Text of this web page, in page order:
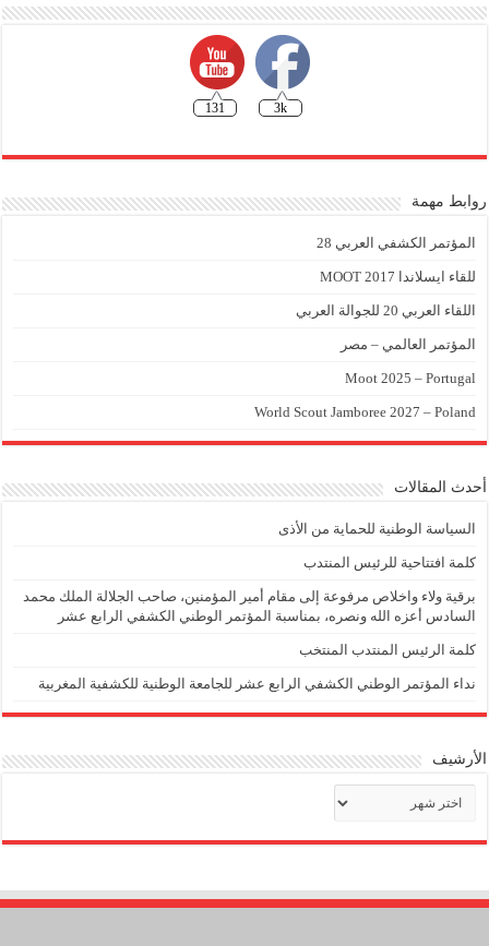
3k
131
روابط مهمة
المؤتمر الكشفي العربي 28
للقاء ايسلاندا MOOT 2017
اللقاء العربي 20 للجوالة العربي
المؤتمر العالمي – مصر
Moot 2025 – Portugal
World Scout Jamboree 2027 – Poland
أحدث المقالات
السياسة الوطنية للحماية من الأذى
كلمة افتتاحية للرئيس المنتدب
برقية ولاء واخلاص مرفوعة إلى مقام أمير المؤمنين، صاحب الجلالة الملك محمد
السادس أعزه الله ونصره، بمناسبة المؤتمر الوطني الكشفي الرابع عشر
كلمة الرئيس المنتدب المنتخب
نداء المؤتمر الوطني الكشفي الرابع عشر للجامعة الوطنية للكشفية المغربية
الأرشيف
الأرشيف